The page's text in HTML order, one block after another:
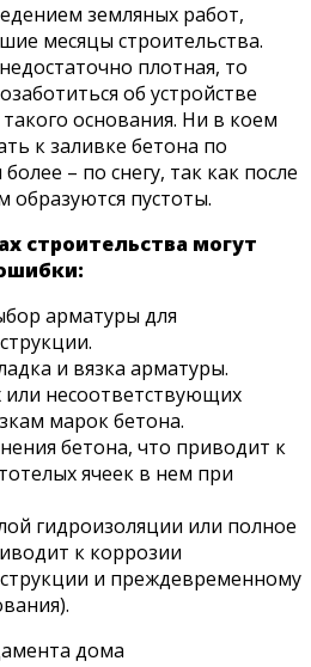
земляных работ,
месяцы строительства.
плотная, то
об устройстве
основания. Ни в коем
к заливке бетона по
– по снегу, так как после
образуются пустоты.
строительства могут
арматуры для
и вязка арматуры.
несоответствующих
марок бетона.
бетона, что приводит к
ячеек в нем при
гидроизоляции или полное
к коррозии
и преждевременному